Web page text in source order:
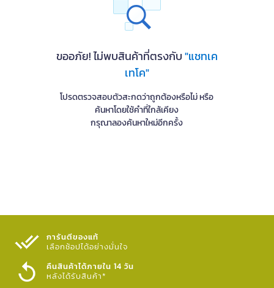
ขออภัย! ไม่พบสินค้าที่ตรงกับ"แชทเค
เทโค"
โปรดตรวจสอบตัวสะกดว่าถูกต้องหรือไม่ หรือ
ค้นหาโดยใช้คำที่ใกล้เคียง
กรุณาลองค้นหาใหม่อีกครั้ง
การันตีของแท้
เลือกช้อปได้อย่างมั่นใจ​
คืนสินค้าได้ภายใน 14 วัน
หลังได้รับสินค้า*